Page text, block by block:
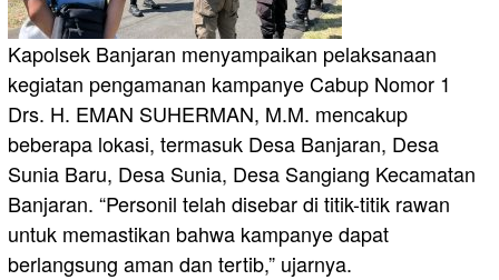
Kapolsek Banjaran menyampaikan pelaksanaan
kegiatan‭ ‬pengamanan kampanye Cabup Nomor 1
Drs. H. EMAN SUHERMAN, M.M. mencakup
beberapa lokasi, termasuk Desa Banjaran, Desa
Sunia Baru, Desa Sunia, Desa Sangiang Kecamatan
Banjaran. “Personil telah disebar di titik-titik rawan
untuk memastikan bahwa kampanye dapat
berlangsung aman dan tertib,” ujarnya.